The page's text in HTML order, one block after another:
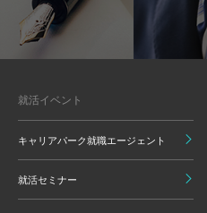
就活イベント
キャリアパーク就職エージェント
就活セミナー